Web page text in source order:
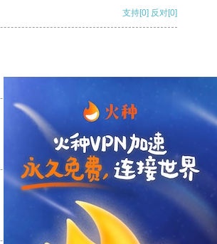
支持[0] 反对[0]
支持 [0] 反对 [0]
支持